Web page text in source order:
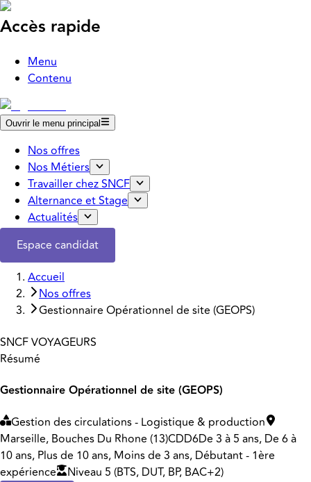
Accès rapide
Menu
Contenu
Ouvrir le menu principal
Nos offres
Nos Métiers
Travailler chez SNCF
Alternance et Stage
Actualités
Espace candidat
Accueil
Nos offres
Gestionnaire Opérationnel de site (GEOPS)
SNCF VOYAGEURS
Résumé
Gestionnaire Opérationnel de site (GEOPS)
Gestion des circulations - Logistique & production
Marseille, Bouches Du Rhone (13)CDD6De 3 à 5 ans, De 6 à
10 ans, Plus de 10 ans, Moins de 3 ans, Débutant - 1ère
expérience
Niveau 5 (BTS, DUT, BP, BAC+2)